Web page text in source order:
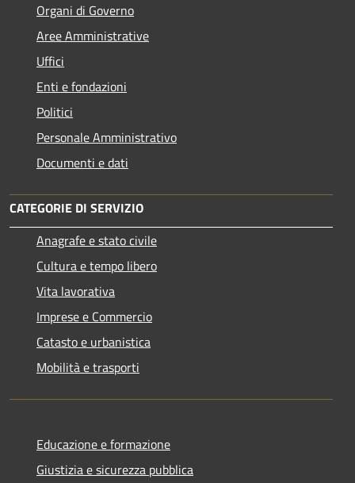
Organi di Governo
Aree Amministrative
Uffici
Enti e fondazioni
Politici
Personale Amministrativo
Documenti e dati
CATEGORIE DI SERVIZIO
Anagrafe e stato civile
Cultura e tempo libero
Vita lavorativa
Imprese e Commercio
Catasto e urbanistica
Mobilità e trasporti
Educazione e formazione
Giustizia e sicurezza pubblica